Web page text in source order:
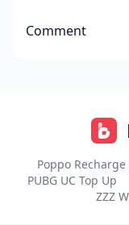
Comment
Poppo Recharge
PUBG UC Top Up
ZZZ